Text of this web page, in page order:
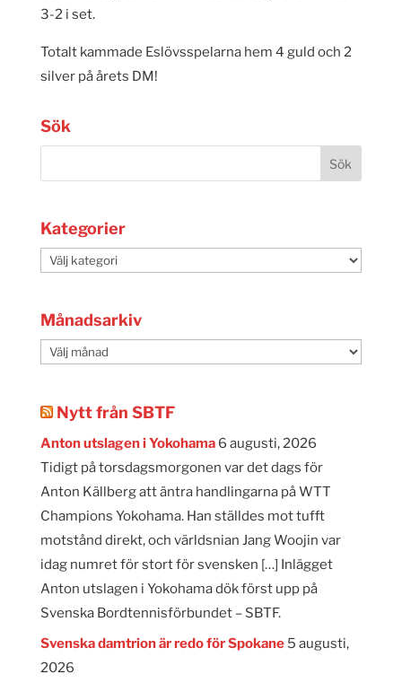
3-2 i set.
Totalt kammade Eslövsspelarna hem 4 guld och 2
silver på årets DM!
Sök
Kategorier
Kategorier
Månadsarkiv
Månadsarkiv
Nytt från SBTF
Anton utslagen i Yokohama 6 augusti, 2026
Tidigt på torsdagsmorgonen var det dags för
Anton Källberg att äntra handlingarna på WTT
Champions Yokohama. Han ställdes mot tufft
motstånd direkt, och världsnian Jang Woojin var
idag numret för stort för svensken […] Inlägget
Anton utslagen i Yokohama dök först upp på
Svenska Bordtennisförbundet – SBTF.
Svenska damtrion är redo för Spokane 5 augusti,
2026